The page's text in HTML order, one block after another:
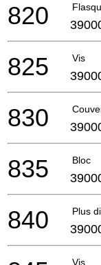
820
Vis
825
830
Bloc
835
Plus
840
Vis